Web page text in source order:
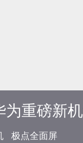
为重磅新
极点全面屏